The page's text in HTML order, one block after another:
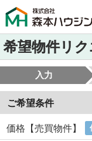
希望物件リク
入力
ご希望条件
価格【売買物件】